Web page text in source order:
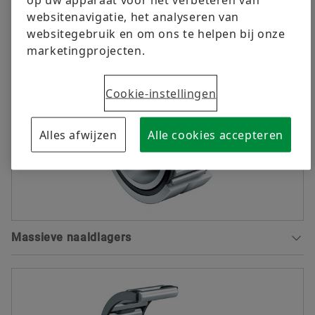
Download
PRODUCTVARIANTEN
Massieve naaldlagers
Het draagvermogen van de X-life-naaldlagers werd
nog verder omhoog gedreven door de verbeterde
oppervlaktekwaliteit. Het dynamische draaggetal
websitenavigatie, het analyseren van
websitegebruik en om ons te helpen bij onze
marketingprojecten.
Cookie-instellingen
Alles afwijzen Alle cookies accepteren